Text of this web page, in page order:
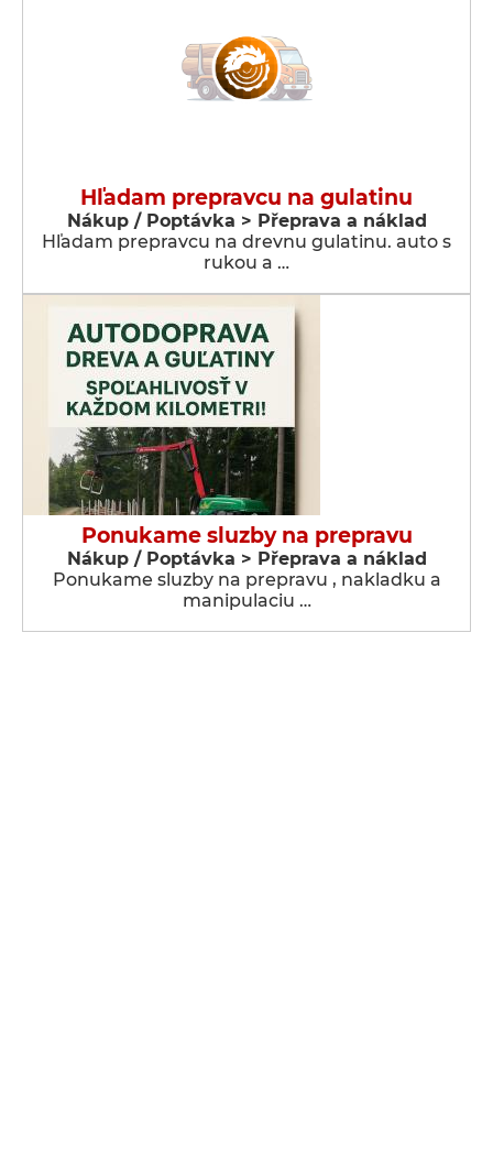
Hľadam prepravcu na gulatinu
Nákup / Poptávka > Přeprava a náklad
Hľadam prepravcu na drevnu gulatinu. auto s
rukou a …
Ponukame sluzby na prepravu
Nákup / Poptávka > Přeprava a náklad
Ponukame sluzby na prepravu , nakladku a
manipulaciu …